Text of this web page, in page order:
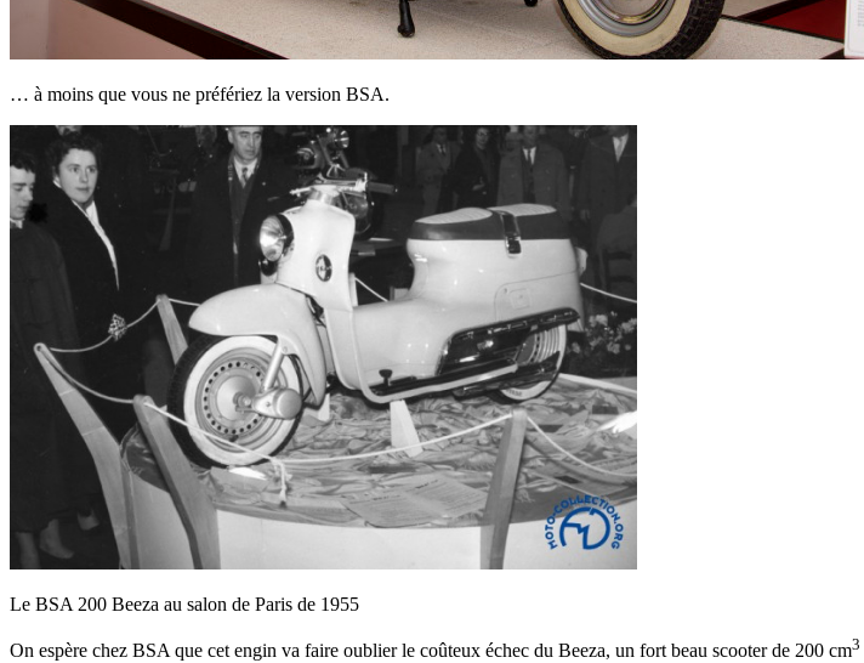
… à moins que vous ne préfériez la version BSA.
Le BSA 200 Beeza au salon de Paris de 1955
On espère chez BSA que cet engin va faire oublier le coûteux échec du Beeza, un fort beau scooter de 200 cm3